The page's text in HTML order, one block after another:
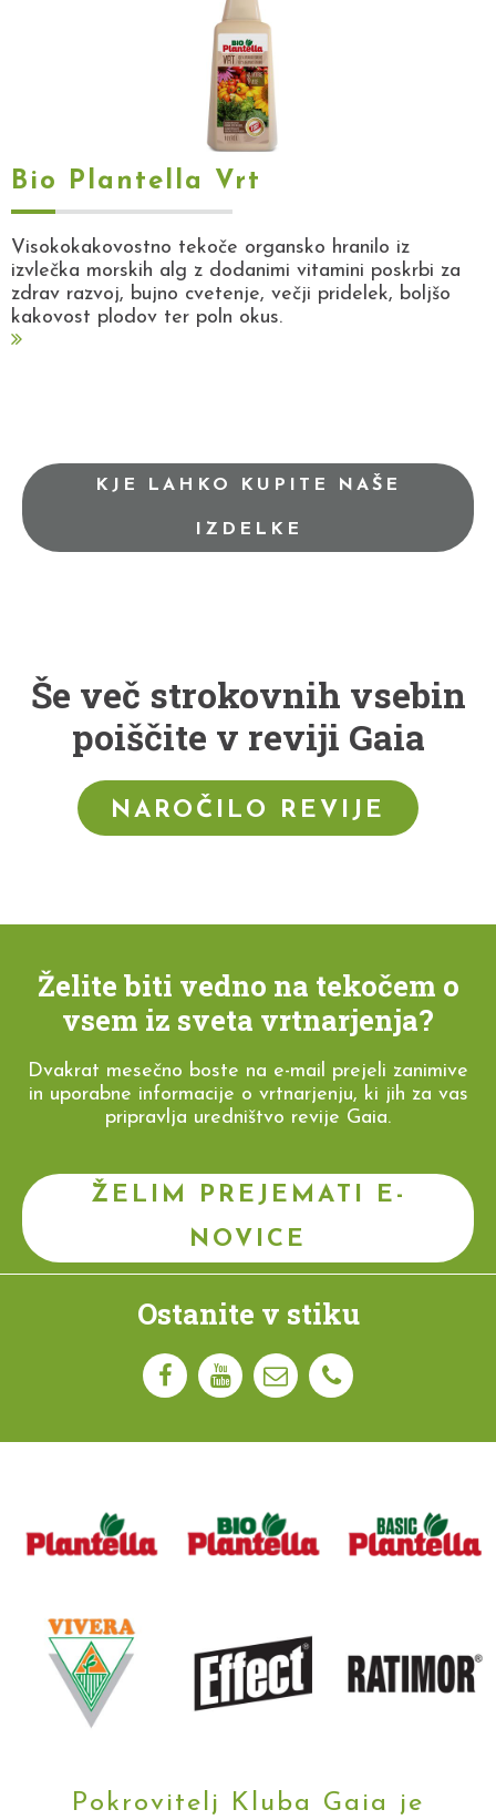
Bio Plantella Vrt
Visokokakovostno tekoče organsko hranilo iz
izvlečka morskih alg z dodanimi vitamini poskrbi za
zdrav razvoj, bujno cvetenje, večji pridelek, boljšo
kakovost plodov ter poln okus.
KJE LAHKO KUPITE NAŠE
IZDELKE
Še več strokovnih vsebin
poiščite v reviji Gaia
NAROČILO REVIJE
Želite biti vedno na tekočem o
vsem iz sveta vrtnarjenja?
Dvakrat mesečno boste na e-mail prejeli zanimive
in uporabne informacije o vrtnarjenju, ki jih za vas
pripravlja uredništvo revije Gaia.
ŽELIM PREJEMATI E-
NOVICE
Ostanite v stiku
Pokrovitelj Kluba Gaia je